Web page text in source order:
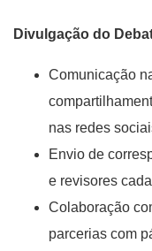
Divulgação do
Comunicação
nas redes
Envio de
e revisores
Colaboração
parcerias com